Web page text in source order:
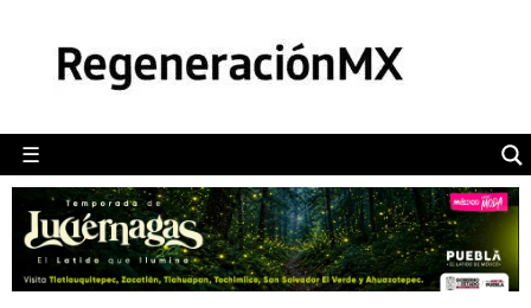
☰
POLÍTICA
CAMALEÓN
OPINIÓN
DEPORTES